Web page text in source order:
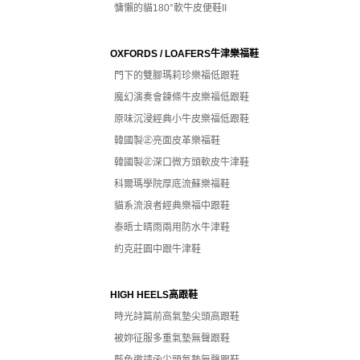
慵懶的貓180°軟牛皮便鞋II
OXFORDS / LOAFERS牛津樂福鞋
門下的雙腳瑪莉珍樂福低跟鞋
魔幻演奏會鍊條牛皮樂福低跟鞋
原味沉浸經典小牛皮樂福低跟鞋
韓國製㊣亮面皮革樂福鞋
韓國製㊣深口微方頭軟皮牛津鞋
科爾瑪學院厚底流蘇樂福鞋
貓系流浪者經典樂福中跟鞋
泰晤士晴雨兩用防水牛津鞋
約克莊園中跟牛津鞋
HIGH HEELS高跟鞋
時光詩篇前高氣墊尖頭高跟鞋
被妳征服多重氣墊無聲跟鞋